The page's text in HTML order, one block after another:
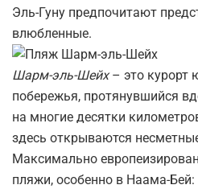
Эль-Гуну предпочитают
влюбленные.
Шарм-эль-Шейх– это курорт
побережья, протянувшийся
на многие десятки
здесь открываются
Максимально
пляжи, особенно в Наама-